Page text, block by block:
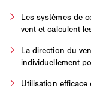
Les systèmes de
vent et calculent
La direction du
individuellement
Utilisation